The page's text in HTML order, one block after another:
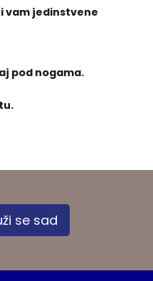
vam jedinstvene
pod nogama.
se sad